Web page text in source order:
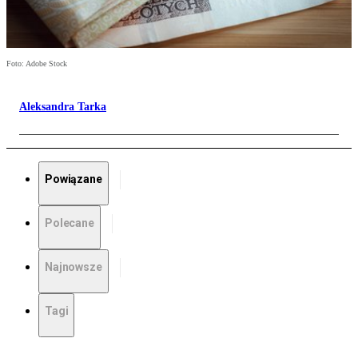
Foto: Adobe Stock
Aleksandra Tarka
Powiązane
Polecane
Najnowsze
Tagi